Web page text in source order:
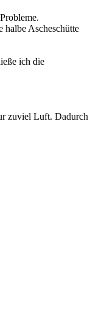
halbe Ascheschütte
ich die
zuviel Luft. Dadurch